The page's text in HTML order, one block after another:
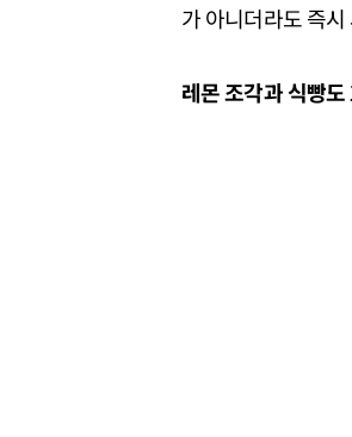
가 아니더라도 즉
레몬 조각과 식빵도